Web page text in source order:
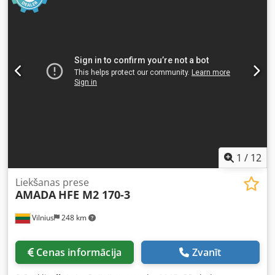
visaugstāko piedāvāto cenu! TEHNISKĀS DETAĻAS Lāzera
Lāzera darbības stundas (lāzers ieslēgts): 107 255 st.
Lāzera darbības stundas (stars ieslēgts): 58 782 st.
APRĪKOJUMS Automātiskā paletes maiņierīce
1 / 12
Vilnius 248 km
Liekšanas prese
AMADA HFE M2 170-3
Cenas informācija Zvanīt